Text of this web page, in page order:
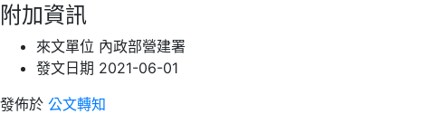
附加資訊
來文單位 內政部營建署
發文日期 2021-06-01
發佈於 公文轉知